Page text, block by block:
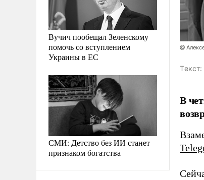
Вучич пообещал Зеленскому
помочь со вступлением
Украины в ЕС
СМИ: Детство без ИИ станет
признаком богатства
@
Tекст:
В